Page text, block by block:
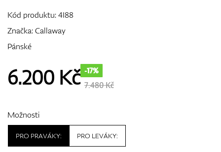
Dárkové poukazy
Kód produktu:4I88
Značka:Callaway
Pánské
6.200 Kč -17%
7.480 Kč
Možnosti
PRO PRAVÁKY: PRO LEVÁKY: